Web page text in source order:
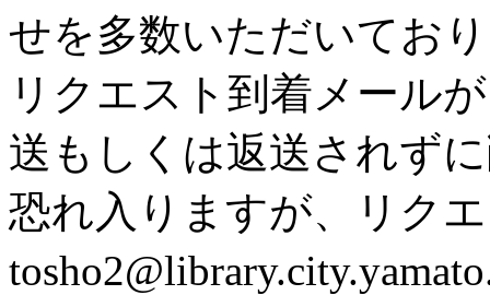
せを多数いただいてお
リクエスト到着メール
送もしくは返送されず
恐れ入りますが、リク